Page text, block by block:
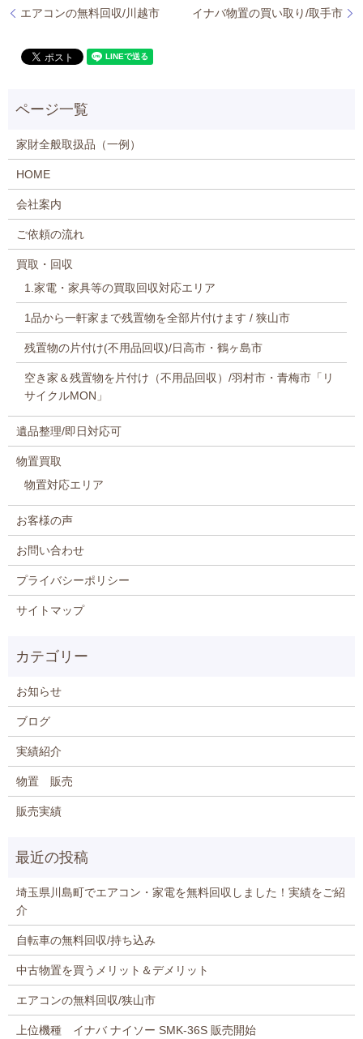
エアコンの無料回収/川越市 イナバ物置の買い取り/取手市
家財全般取扱品（一例）
HOME
会社案内
ご依頼の流れ
買取・回収
1.家電・家具等の買取回収対応エリア
1品から一軒家まで残置物を全部片付けます / 狭山市
残置物の片付け(不用品回収)/日高市・鶴ヶ島市
空き家＆残置物を片付け（不用品回収）/羽村市・青梅市「リ
サイクルMON」
遺品整理/即日対応可
物置買取
物置対応エリア
お客様の声
お問い合わせ
プライバシーポリシー
サイトマップ
お知らせ
ブログ
実績紹介
物置 販売
販売実績
埼玉県川島町でエアコン・家電を無料回収しました！実績をご紹
介
自転車の無料回収/持ち込み
中古物置を買うメリット＆デメリット
エアコンの無料回収/狭山市
上位機種 イナバ ナイソー SMK-36S 販売開始